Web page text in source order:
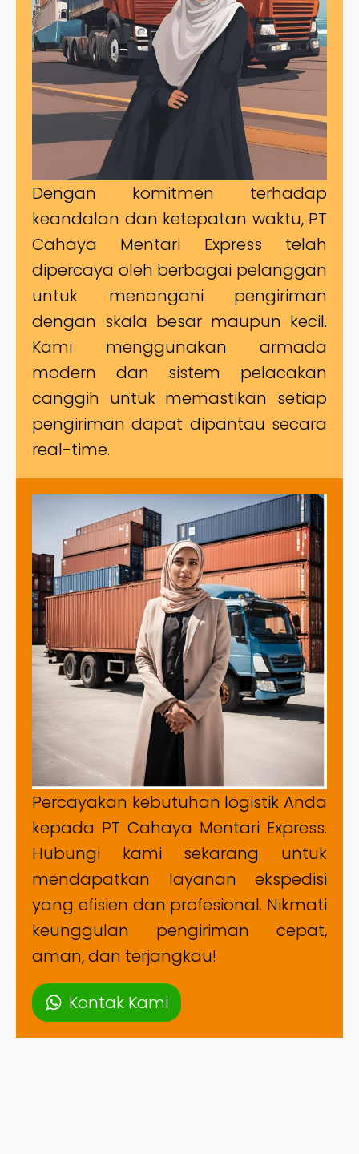
Dengan komitmen terhadap
keandalan dan ketepatan waktu, PT
Cahaya Mentari Express telah
dipercaya oleh berbagai pelanggan
untuk menangani pengiriman
dengan skala besar maupun kecil.
Kami menggunakan armada
modern dan sistem pelacakan
canggih untuk memastikan setiap
pengiriman dapat dipantau secara
real-time.
Percayakan kebutuhan logistik Anda
kepada PT Cahaya Mentari Express.
Hubungi kami sekarang untuk
mendapatkan layanan ekspedisi
yang efisien dan profesional. Nikmati
keunggulan pengiriman cepat,
aman, dan terjangkau!
Kontak Kami